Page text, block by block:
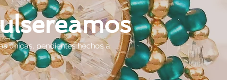
únicas, pendientes hechos a